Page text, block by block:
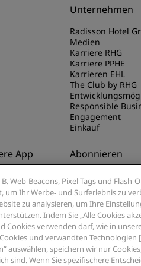
Unternehmen
Radisson Hotel
Medien
Karriere RHG
Karriere PPHE
Karrieren EHL
The Club by RHG
Responsible
Engagement
Einkauf
App
Hotels
Abonnieren
Verpassen Sie
beliebtesten
Group, Radisson, Radisson RED,
Web-Beacons, Pixel-Tags und Flash-
um Ihr Werbe- und Surferlebnis zu
zu analysieren, um Ihre
Indem Sie „Alle Cookies
Cookies verwenden darf, wie in
und verwandten Technologien [
auswählen, speichern wir nur
sind. Wenn Sie spezifischere